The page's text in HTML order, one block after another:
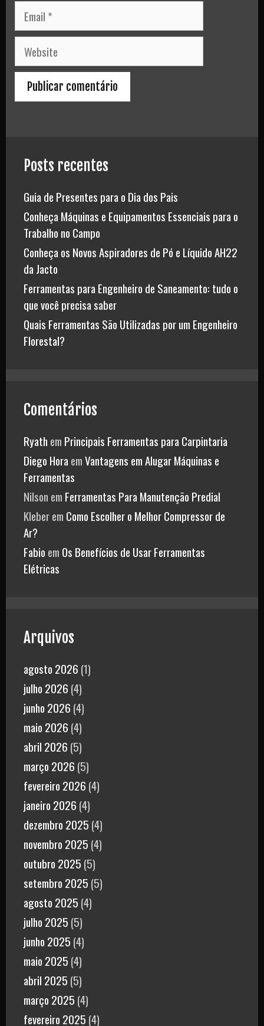
Email
Website
Posts recentes
Guia de Presentes para o Dia dos Pais
Conheça Máquinas e Equipamentos Essenciais para o
Trabalho no Campo
Conheça os Novos Aspiradores de Pó e Líquido AH22
da Jacto
Ferramentas para Engenheiro de Saneamento: tudo o
que você precisa saber
Quais Ferramentas São Utilizadas por um Engenheiro
Florestal?
Comentários
Ryath em Principais Ferramentas para Carpintaria
Diego Hora emVantagens em Alugar Máquinas e
Ferramentas
Nilson em Ferramentas Para Manutenção Predial
Kleberem Como Escolher o Melhor Compressor de
Ar?
Fabio em Os Benefícios de Usar Ferramentas
Elétricas
Arquivos
agosto 2026 (1)
julho 2026 (4)
junho 2026 (4)
maio 2026 (4)
abril 2026 (5)
março 2026 (5)
fevereiro 2026 (4)
janeiro 2026 (4)
dezembro 2025 (4)
novembro 2025 (4)
outubro 2025 (5)
setembro 2025 (5)
agosto 2025 (4)
julho 2025 (5)
junho 2025 (4)
maio 2025 (4)
abril 2025 (5)
março 2025 (4)
fevereiro 2025 (4)